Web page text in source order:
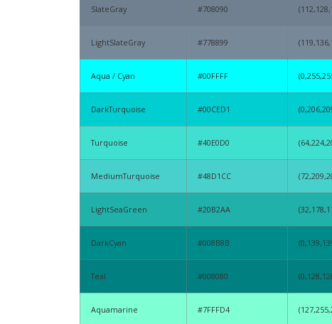
SlateGray #708090
LightSlateGray #778899
Aqua / Cyan #00FFFF
DarkTurquoise #00CED1
Turquoise #40E0D0
MediumTurquoise #48D1CC
LightSeaGreen #20B2AA
DarkCyan #008B8B
Teal #008080
Aquamarine #7FFFD4